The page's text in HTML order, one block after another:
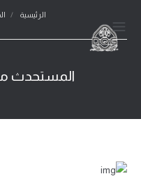
الرئيسية /
المستحدث من